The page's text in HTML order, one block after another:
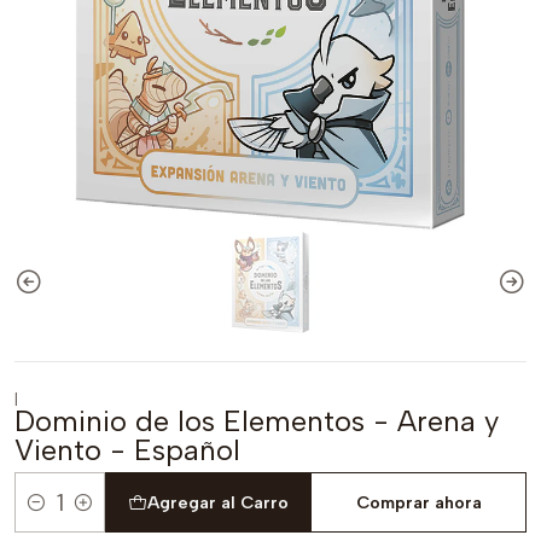
|
Dominio de los Elementos - Arena y
Viento - Español
Cantidad
Agregar al Carro Comprar ahora